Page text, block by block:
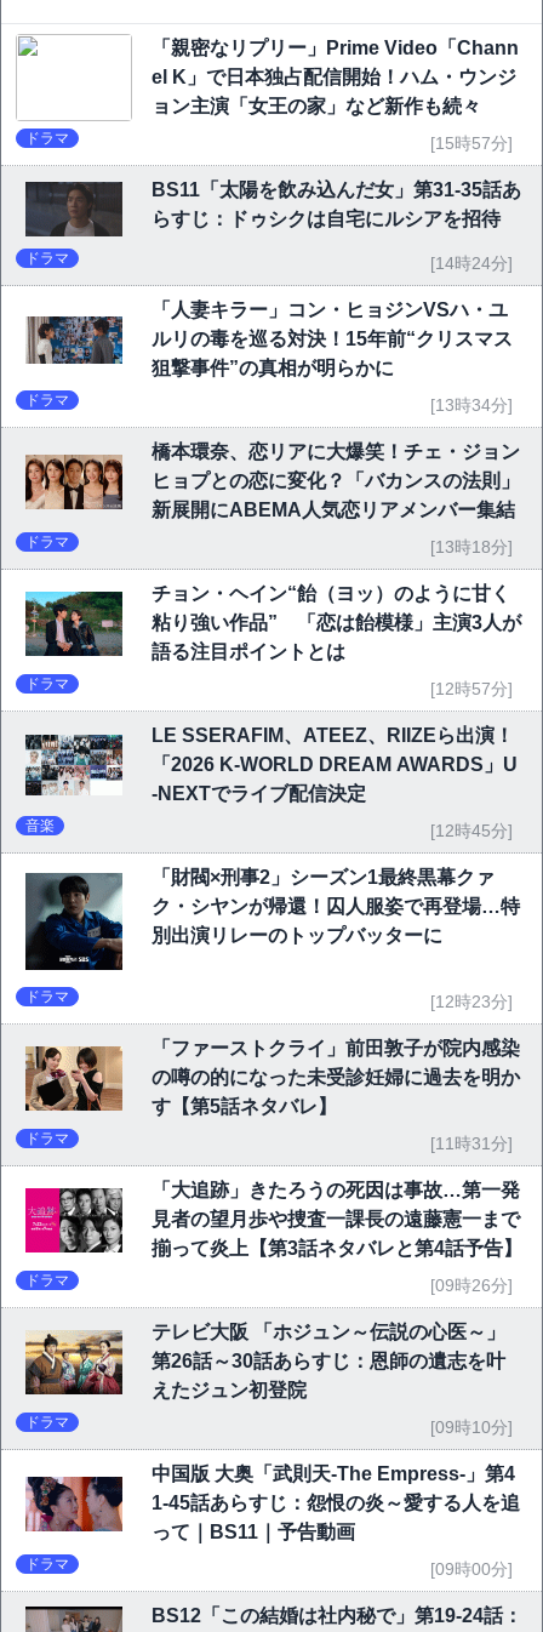
「親密なリプリー」Prime Video「Chann
el K」で日本独占配信開始！ハム・ウンジ
ョン主演「女王の家」など新作も続々
ドラマ [15時57分]
BS11「太陽を飲み込んだ女」第31-35話あ
らすじ：ドゥシクは自宅にルシアを招待
ドラマ [14時24分]
「人妻キラー」コン・ヒョジンVSハ・ユ
ルリの毒を巡る対決！15年前“クリスマス
狙撃事件”の真相が明らかに
ドラマ [13時34分]
橋本環奈、恋リアに大爆笑！チェ・ジョン
ヒョプとの恋に変化？「バカンスの法則」
新展開にABEMA人気恋リアメンバー集結
ドラマ [13時18分]
チョン・ヘイン“飴（ヨッ）のように甘く
粘り強い作品” 「恋は飴模様」主演3人が
語る注目ポイントとは
ドラマ [12時57分]
LE SSERAFIM、ATEEZ、RIIZEら出演！
「2026 K-WORLD DREAM AWARDS」U
-NEXTでライブ配信決定
音楽 [12時45分]
「財閥×刑事2」シーズン1最終黒幕クァ
ク・シヤンが帰還！囚人服姿で再登場…特
別出演リレーのトップバッターに
ドラマ [12時23分]
「ファーストクライ」前田敦子が院内感染
の噂の的になった未受診妊婦に過去を明か
す【第5話ネタバレ】
ドラマ [11時31分]
「大追跡」きたろうの死因は事故…第一発
見者の望月歩や捜査一課長の遠藤憲一まで
揃って炎上【第3話ネタバレと第4話予告】
ドラマ [09時26分]
テレビ大阪 「ホジュン～伝説の心医～」
第26話～30話あらすじ：恩師の遺志を叶
えたジュン初登院
ドラマ [09時10分]
中国版 大奥「武則天-The Empress-」第4
1-45話あらすじ：怨恨の炎～愛する人を追
って｜BS11｜予告動画
ドラマ [09時00分]
BS12「この結婚は社内秘で」第19-24話：